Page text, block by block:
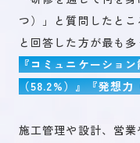
つ）」と質問したと
と回答した方が最も
『コミュニケーショ
（58.2%）』『発想力
施工管理や設計、営